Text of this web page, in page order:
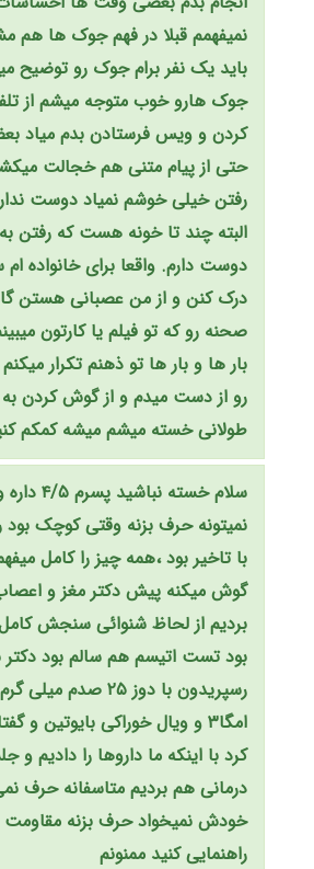
نمیفهمم قبلا در فهم جوک ها هم
باید یک نفر برام جوک رو توضیح
جوک هارو خوب متوجه میشم از
کردن و ویس فرستادن بدم میاد
حتی از پیام متنی هم خجالت
رفتن خیلی خوشم نمیاد دوست
البته چند تا خونه هست که رفتن
دوست دارم. واقعا برای خانواده
درک کنن و از من عصبانی هستن
صحنه رو که تو فیلم یا کارتون
بار ها و بار ها تو ذهنم تکرار
رو از دست میدم و از گوش کردن
طولانی خسته میشم میشه کمکم
سلام خسته
نمیتونه حرف بزنه وقتی کوچک
با تاخیر بود ،همه چیز را کامل
گوش میکنه پیش دکتر مغز و
بردیم از لحاظ شنوائی سنجش
بود تست اتیسم هم سالم بود
امگا۳ و ویال خوراکی بایوتین و
کرد با اینکه ما داروها را دادیم و
درمانی هم بردیم متاسفانه حرف
خودش نمیخواد حرف بزنه مقاومت
راهنمایی کنید ممنونم